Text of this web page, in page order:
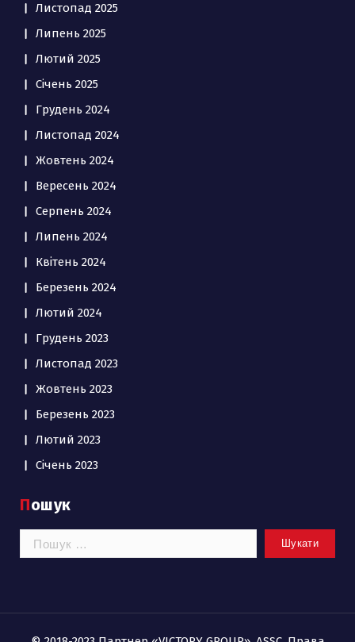
Листопад 2025
Липень 2025
Лютий 2025
Січень 2025
Грудень 2024
Листопад 2024
Жовтень 2024
Вересень 2024
Серпень 2024
Липень 2024
Квітень 2024
Березень 2024
Лютий 2024
Грудень 2023
Листопад 2023
Жовтень 2023
Березень 2023
Лютий 2023
Січень 2023
Пошук
Пошук: